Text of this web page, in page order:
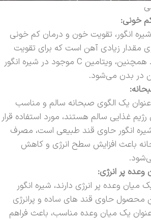
کم خونی:
انگور، تقویت خون و درمان کم خونی
زیادی آهن است که برای تقویت
خون بسیار مفید است. همچنین، ویتامین C موجود در شیره انگور
در بدن می‌شود.
عنوان یک الگوی صبحانه سالم و مناسب
رژیم غذایی سالم هستند، مورد استفاده قرار
شیره انگور حاوی قند طبیعی است، مصرف
باعث افزایش سطح انرژی و کاهش
پر انرژی:
میان وعده پر انرژی دارند، شیره انگور
محصول حاوی قند های ساده و پرانرژی
یک میان وعده مناسب، باعث فراهم